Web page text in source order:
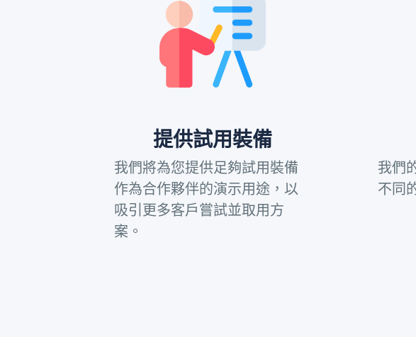
提供試用裝備
我們將為您提供足夠試用裝備
作為合作夥伴的演示用途，以
吸引更多客戶嘗試並取用方
案。
我們
不同